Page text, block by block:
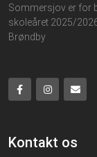
Sommersjov er for
skoleåret 2025/
Brøndby
Kontakt os